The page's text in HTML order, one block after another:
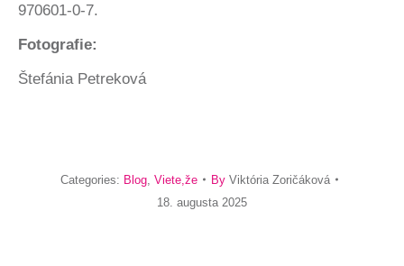
970601-0-7.
Fotografie:
Štefánia Petreková
Categories: Blog Viete,že By Viktória Zoričáková
18. augusta 2025